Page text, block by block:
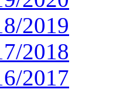
2019
2018
2017